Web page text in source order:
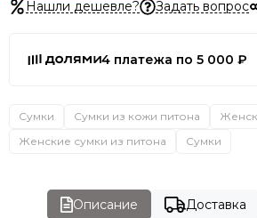
Нашли дешевле? Задать вопрос
4 платежа по 5 000 ₽
Сумки Сумки из кожи питона
Женские сумки из питона
Сумки
Описание Доставка